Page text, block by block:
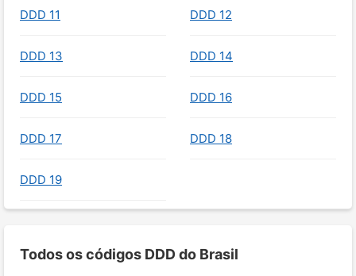
DDD 11 DDD 12
DDD 13 DDD 14
DDD 15 DDD 16
DDD 17 DDD 18
DDD 19
Todos os códigos DDD do Brasil